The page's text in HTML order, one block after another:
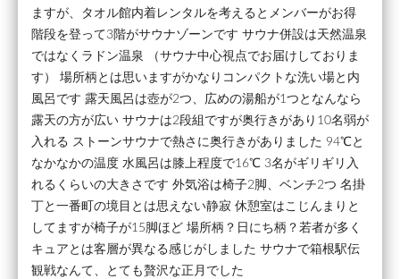
ますが、タオル館内着レンタルを考えるとメンバーがお得
階段を登って3階がサウナゾーンです サウナ併設は天然温泉
ではなくラドン温泉 （サウナ中心視点でお届けしておりま
す） 場所柄とは思いますがかなりコンパクトな洗い場と内
風呂です 露天風呂は壺が2つ、広めの湯船が1つとなんなら
露天の方が広い サウナは2段組ですが奥行きがあり10名弱が
入れる ストーンサウナで熱さに奥行きがありました 94℃と
なかなかの温度 水風呂は膝上程度で16℃ 3名がギリギリ入
れるくらいの大きさです 外気浴は椅子2脚、ベンチ2つ 名掛
丁と一番町の境目とは思えない静寂 休憩室はこじんまりと
してますが椅子が15脚ほど 場所柄？日にち柄？若者が多く
キュアとは客層が異なる感じがしました サウナで箱根駅伝
観戦なんて、とても贅沢な正月でした